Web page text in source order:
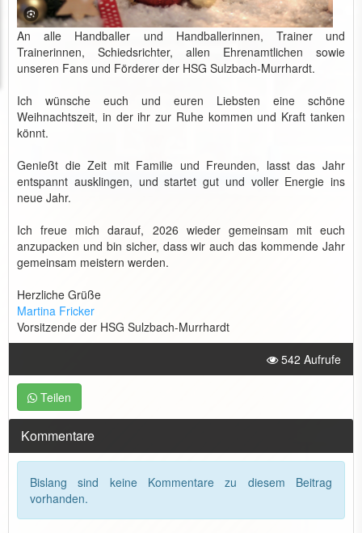
An alle Handballer und Handballerinnen, Trainer und
Trainerinnen, Schiedsrichter, allen Ehrenamtlichen sowie
unseren Fans und Förderer der HSG Sulzbach-Murrhardt.
Ich wünsche euch und euren Liebsten eine schöne
Weihnachtszeit, in der ihr zur Ruhe kommen und Kraft tanken
könnt.
Genießt die Zeit mit Familie und Freunden, lasst das Jahr
entspannt ausklingen, und startet gut und voller Energie ins
neue Jahr.
Ich freue mich darauf, 2026 wieder gemeinsam mit euch
anzupacken und bin sicher, dass wir auch das kommende Jahr
gemeinsam meistern werden.
Herzliche Grüße
Martina Fricker
Vorsitzende der HSG Sulzbach-Murrhardt
542 Aufrufe
Teilen
Kommentare
Bislang sind keine Kommentare zu diesem Beitrag
vorhanden.